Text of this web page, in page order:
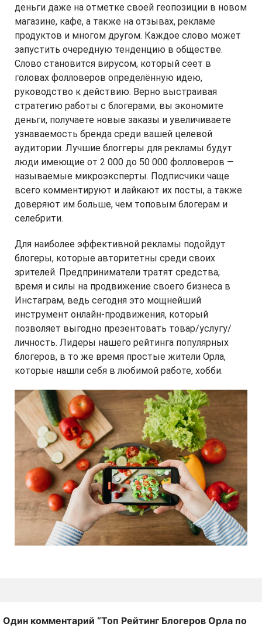
деньги даже на отметке своей геопозиции в новом
магазине, кафе, а также на отзывах, рекламе
продуктов и многом другом. Каждое слово может
запустить очередную тенденцию в обществе.
Слово становится вирусом, который сеет в
головах фолловеров определённую идею,
руководство к действию. Верно выстраивая
стратегию работы с блогерами, вы экономите
деньги, получаете новые заказы и увеличиваете
узнаваемость бренда среди вашей целевой
аудитории. Лучшие блоггеры для рекламы будут
люди имеющие от 2 000 до 50 000 фолловеров —
называемые микроэксперты. Подписчики чаще
всего комментируют и лайкают их посты, а также
доверяют им больше, чем топовым блогерам и
селебрити.
Для наиболее эффективной рекламы подойдут
блогеры, которые авторитетны среди своих
зрителей. Предприниматели тратят средства,
время и силы на продвижение своего бизнеса в
Инстаграм, ведь сегодня это мощнейший
инструмент онлайн-продвижения, который
позволяет выгодно презентовать товар/услугу/
личность. Лидеры нашего рейтинга популярных
блогеров, в то же время простые жители Орла,
которые нашли себя в любимой работе, хобби.
Один комментарий “Топ Рейтинг Блогеров Орла по